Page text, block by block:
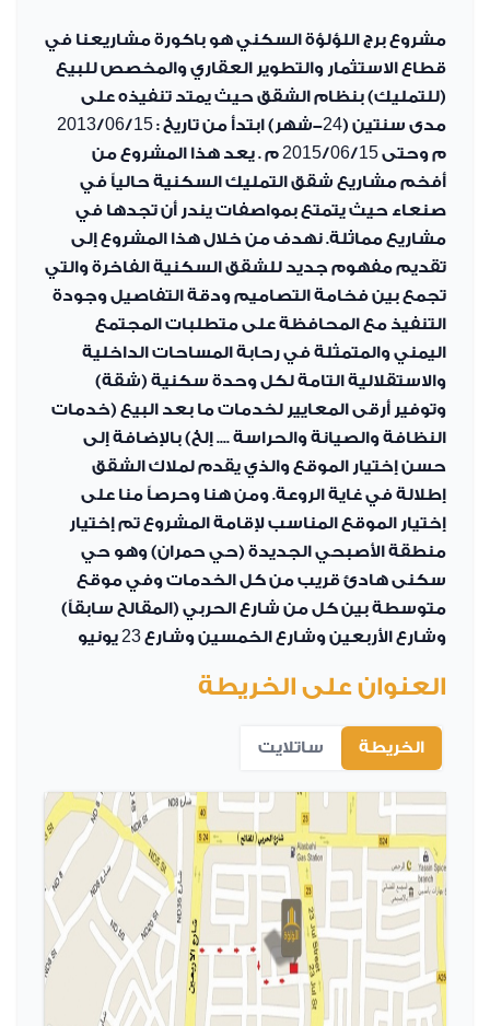
مشروع برج اللؤلؤة السكني هو باكورة مشاريعنا في
قطاع الاستثمار والتطوير العقاري والمخصص للبيع
(للتمليك) بنظام الشقق حيث يمتد تنفيذه على
مدى سنتين (24-شهر) ابتدأ من تاريخ : 2013/06/15
م وحتى 2015/06/15 م . يعد هذا المشروع من
أفخم مشاريع شقق التمليك السكنية حالياً في
صنعاء حيث يتمتع بمواصفات يندر أن تجدها في
مشاريع مماثلة. نهدف من خلال هذا المشروع إلى
تقديم مفهوم جديد للشقق السكنية الفاخرة والتي
تجمع بين فخامة التصاميم ودقة التفاصيل وجودة
التنفيذ مع المحافظة على متطلبات المجتمع
اليمني والمتمثلة في رحابة المساحات الداخلية
والاستقلالية التامة لكل وحدة سكنية (شقة)
وتوفير أرقى المعايير لخدمات ما بعد البيع (خدمات
النظافة والصيانة والحراسة .... إلخ) بالإضافة إلى
حسن إختيار الموقع والذي يقدم لملاك الشقق
إطلالة في غاية الروعة. ومن هنا وحرصاً منا على
إختيار الموقع المناسب لإقامة المشروع تم إختيار
منطقة الأصبحي الجديدة (حي حمران) وهو حي
سكنى هادئ قريب من كل الخدمات وفي موقع
متوسطة بين كل من شارع الحربي (المقالح سابقاً)
وشارع الأربعين وشارع الخمسين وشارع 23 يونيو
العنوان على الخريطة
الخريطة ساتلايت